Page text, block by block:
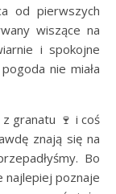
od pierwszych
wiszące na
i spokojne
nie miała
granatu 🍷 i coś
znają się na
Bo
najlepiej poznaje